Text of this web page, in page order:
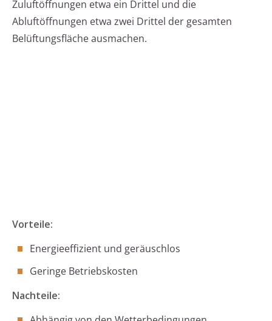
Zuluftöffnungen etwa ein Drittel und die
Abluftöffnungen etwa zwei Drittel der gesamten
Belüftungsfläche ausmachen.
Vorteile:
Energieeffizient und geräuschlos
Geringe Betriebskosten
Nachteile: